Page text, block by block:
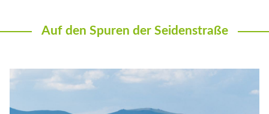
Auf den Spuren der Seidenstraße